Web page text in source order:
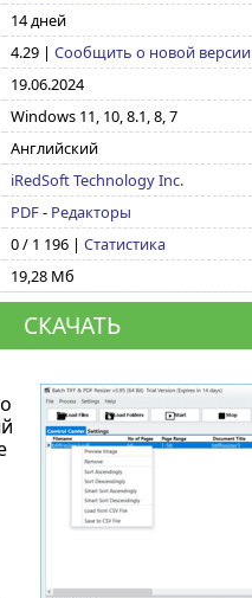
14 дней
4.29| Сообщить о новой версии
19.06.2024
Windows 11, 10, 8.1, 8, 7
Английский
iRedSoft Technology Inc.
PDF- Редакторы
0 / 1 196 | Статистика
19,28 Мб
СКАЧАТЬ